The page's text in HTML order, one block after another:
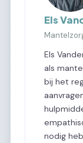
Els
Els
als
bij het
nodig